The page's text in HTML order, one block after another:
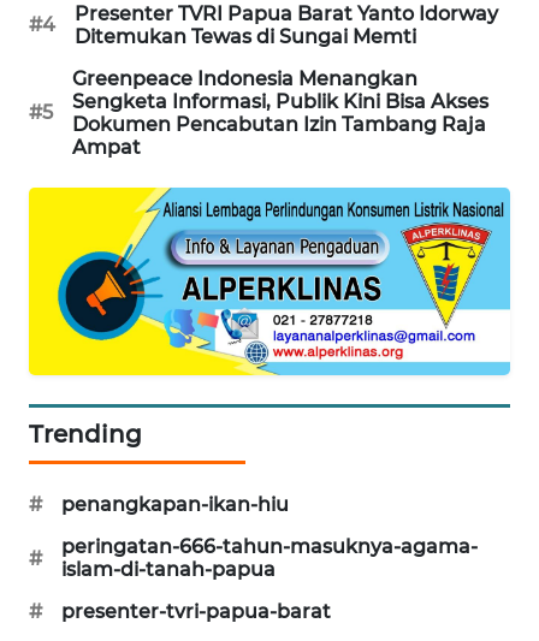
#4
Presenter TVRI Papua Barat Yanto Idorway
Ditemukan Tewas di Sungai Memti
#5
Greenpeace Indonesia Menangkan
Sengketa Informasi, Publik Kini Bisa Akses
Dokumen Pencabutan Izin Tambang Raja
Ampat
Trending
# penangkapan-ikan-hiu
#
peringatan-666-tahun-masuknya-agama-
islam-di-tanah-papua
#
presenter-tvri-papua-barat
KRT
NEWS
KARING
NEWS
MARITIM
HUMBANG
NEWS
GARONGGANG
NEWS
ID
ENERGI
NEWS